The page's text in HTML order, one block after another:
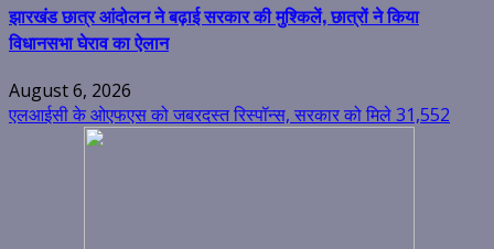
झारखंड छात्र आंदोलन ने बढ़ाई सरकार की मुश्किलें, छात्रों ने किया
विधानसभा घेराव का ऐलान
August 6, 2026
एलआईसी के ओएफएस को जबरदस्त रिस्पॉन्स, सरकार को मिले 31,552